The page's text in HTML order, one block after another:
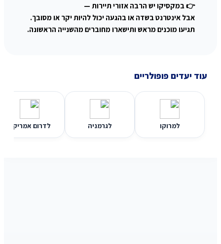
👉 במקסיקו יש הרבה אזורי תיירות —
אבל אינטרנט בשדה או בהגעה יכול להיות יקר או מסובך.
תגיעו מוכנים מראש ותישארו מחוברים מהשנייה הראשונה.
עוד יעדים פופולריים
למרוקו לגרמניה לדרום אמריקה